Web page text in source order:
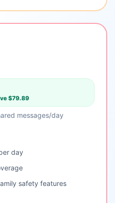
$79.89
messages/day
day
safety features